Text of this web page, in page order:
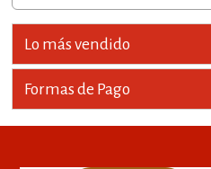
Lo más vendido
Formas de Pago